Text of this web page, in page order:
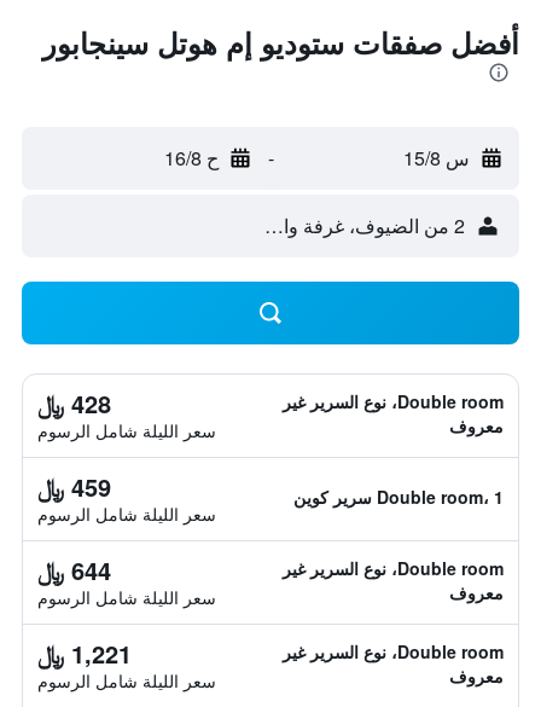
أفضل صفقات ستوديو إم هوتل سينجابور
س 15/8 - ح 16/8
2 من الضيوف، غرفة واحدة
Double room، نوع السرير غير
معروف
428 ﷼
سعر الليلة شامل الرسوم
Double room، 1 سرير كوين 459 ﷼
سعر الليلة شامل الرسوم
Double room، نوع السرير غير
معروف
644 ﷼
سعر الليلة شامل الرسوم
Double room، نوع السرير غير
معروف
1,221 ﷼
سعر الليلة شامل الرسوم